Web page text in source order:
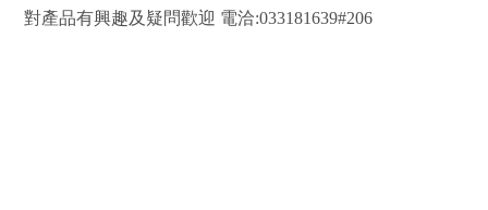
對產品有興趣及疑問歡迎 電洽:033181639#206